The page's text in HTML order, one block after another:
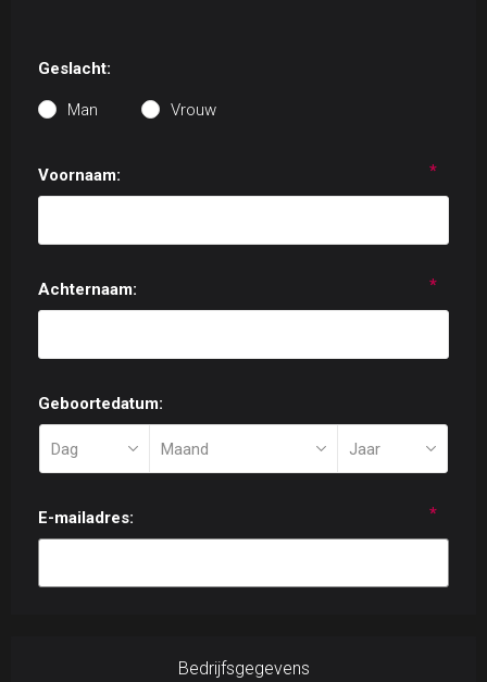
Geslacht:
Man Vrouw
Voornaam: *
Achternaam: *
Geboortedatum:
E-mailadres: *
Bedrijfsgegevens